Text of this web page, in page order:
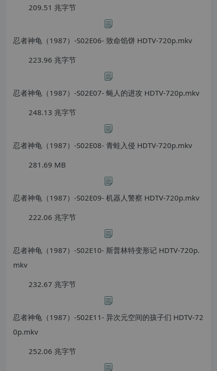
209.51 兆字节
忍者神龟（1987）-S02E06- 致命馅饼 HDTV-720p.mkv
223.96 兆字节
忍者神龟（1987）-S02E07- 蝇人的进攻 HDTV-720p.mkv
248.13 兆字节
忍者神龟（1987）-S02E08- 青蛙入侵 HDTV-720p.mkv
281.69 MB
忍者神龟（1987）-S02E09- 机器人警察 HDTV-720p.mkv
222.06 兆字节
忍者神龟（1987）-S02E10- 斯普林特变形记 HDTV-720p.
mkv
232.67 兆字节
忍者神龟（1987）-S02E11- 异次元空间的孩子们 HDTV-72
0p.mkv
252.06 兆字节